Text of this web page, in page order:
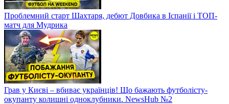
Проблемний старт Шахтаря, дебют Довбика в Іспанії і ТОП-
матч для Мудрика
Грав у Києві – вбиває українців! Що бажають футболісту-
окупанту колишні одноклубники. NewsHub №2